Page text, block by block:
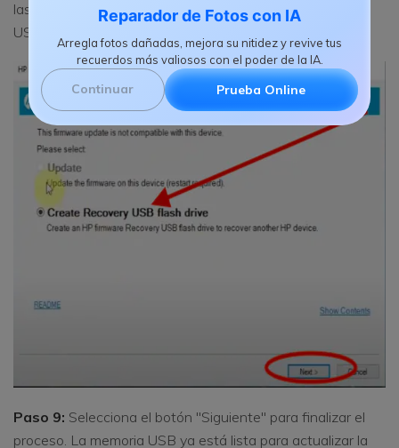
Reparador de Fotos con IA
Arregla fotos dañadas, mejora su nitidez y revive tus
recuerdos más valiosos con el poder de la IA.
Continuar Prueba Online
las cuales debes seleccionar la de " Crear Unidad Flash
USB de Recuperación"
Paso 9: Selecciona el botón "Siguiente" para finalizar el
proceso. La memoria USB ya está lista para actualizar la